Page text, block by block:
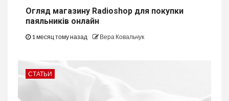
Огляд магазину Radioshop для покупки
паяльників онлайн
1 месяц тому назад Вера Ковальчук
СТАТЬИ